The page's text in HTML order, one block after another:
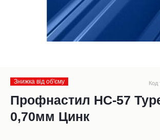
Знижка від обʹєму Код
Профнастил НС-57
0,70мм Цинк